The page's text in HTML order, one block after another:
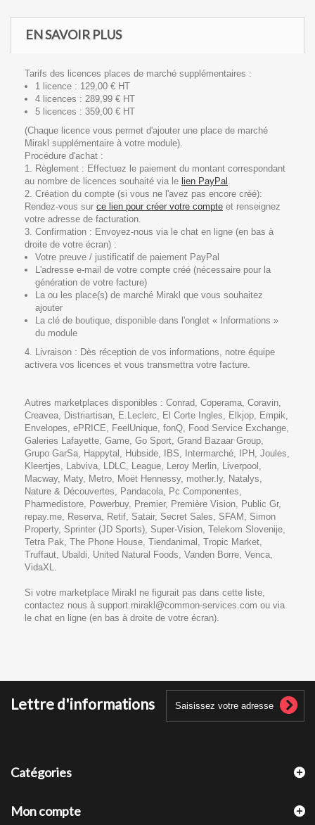
EN SAVOIR PLUS
Tarifs des licences places de marché supplémentaires :
1 licence : 129,00 € HT
4 licences : 289,99 € HT
5 licences : 359,00 € HT
(Chaque licence vous permet d'ajouter une place de marché
Mirakl supplémentaire à votre module).
Procédure d'achat :
1. Règlement : Effectuez le paiement du montant correspondant
au nombre de licences souhaité via le lien PayPal .
2. Création du compte (si vous ne l'avez pas encore créé):
Rendez-vous sur ce lien pour créer votre compte et renseignez
votre adresse de facturation.
3. Confirmation : Envoyez-nous via le chat en ligne (en bas à
droite de votre écran) :
Votre preuve / justificatif de paiement PayPal
L'adresse e-mail de votre compte créé (nécessaire pour la
génération de votre facture)
La ou les place(s) de marché Mirakl que vous souhaitez
ajouter
La clé de boutique, disponible dans l'onglet « Informations »
du module
4. Livraison : Dès réception de vos informations, notre équipe
activera vos licences et vous transmettra votre facture.
Autres marketplaces disponibles : Conrad, Coperama, Coravin,
Creavea, Distriartisan, E.Leclerc, El Corte Ingles, Elkjop, Empik,
Envelopes, ePRICE, FeelUnique, fonQ, Food Service Exchange,
Galeries Lafayette, Game, Go Sport, Grand Bazaar Group,
Grupo GarSa, Happytal, Hubside, IBS, Intermarché, IPH, Joules,
Kleertjes, Labviva, LDLC, League, Leroy Merlin, Liverpool,
Macway, Maty, Metro, Moët Hennessy, mother.ly, Natalys,
Nature & Découvertes, Pandacola, Pc Componentes,
Pharmedistore, Powerbuy, Premier, Première Vision, Public Gr,
repay.me, Reserva, Retif, Satair, Secret Sales, SFAM, Simon
Property, Sprinter (JD Sports), Super-Vision, Telekom Slovenije,
Tetra Pak, The Phone House, Tiendanimal, Tropic Market,
Truffaut, Ubaldi, United Natural Foods, Vanden Borre, Venca,
VidaXL.
Si votre marketplace Mirakl ne figurait pas dans cette liste,
contactez nous à support.mirakl@common-services.com ou via
le chat en ligne (en bas à droite de votre écran).
Lettre d'informations
Catégories
Mon compte